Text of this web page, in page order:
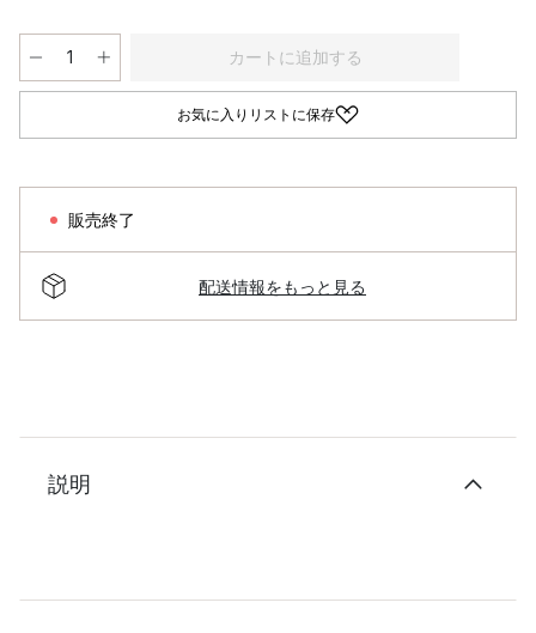
カートに追加する
お気に入りリストに保存
販売終了
配送情報をもっと見る
説明